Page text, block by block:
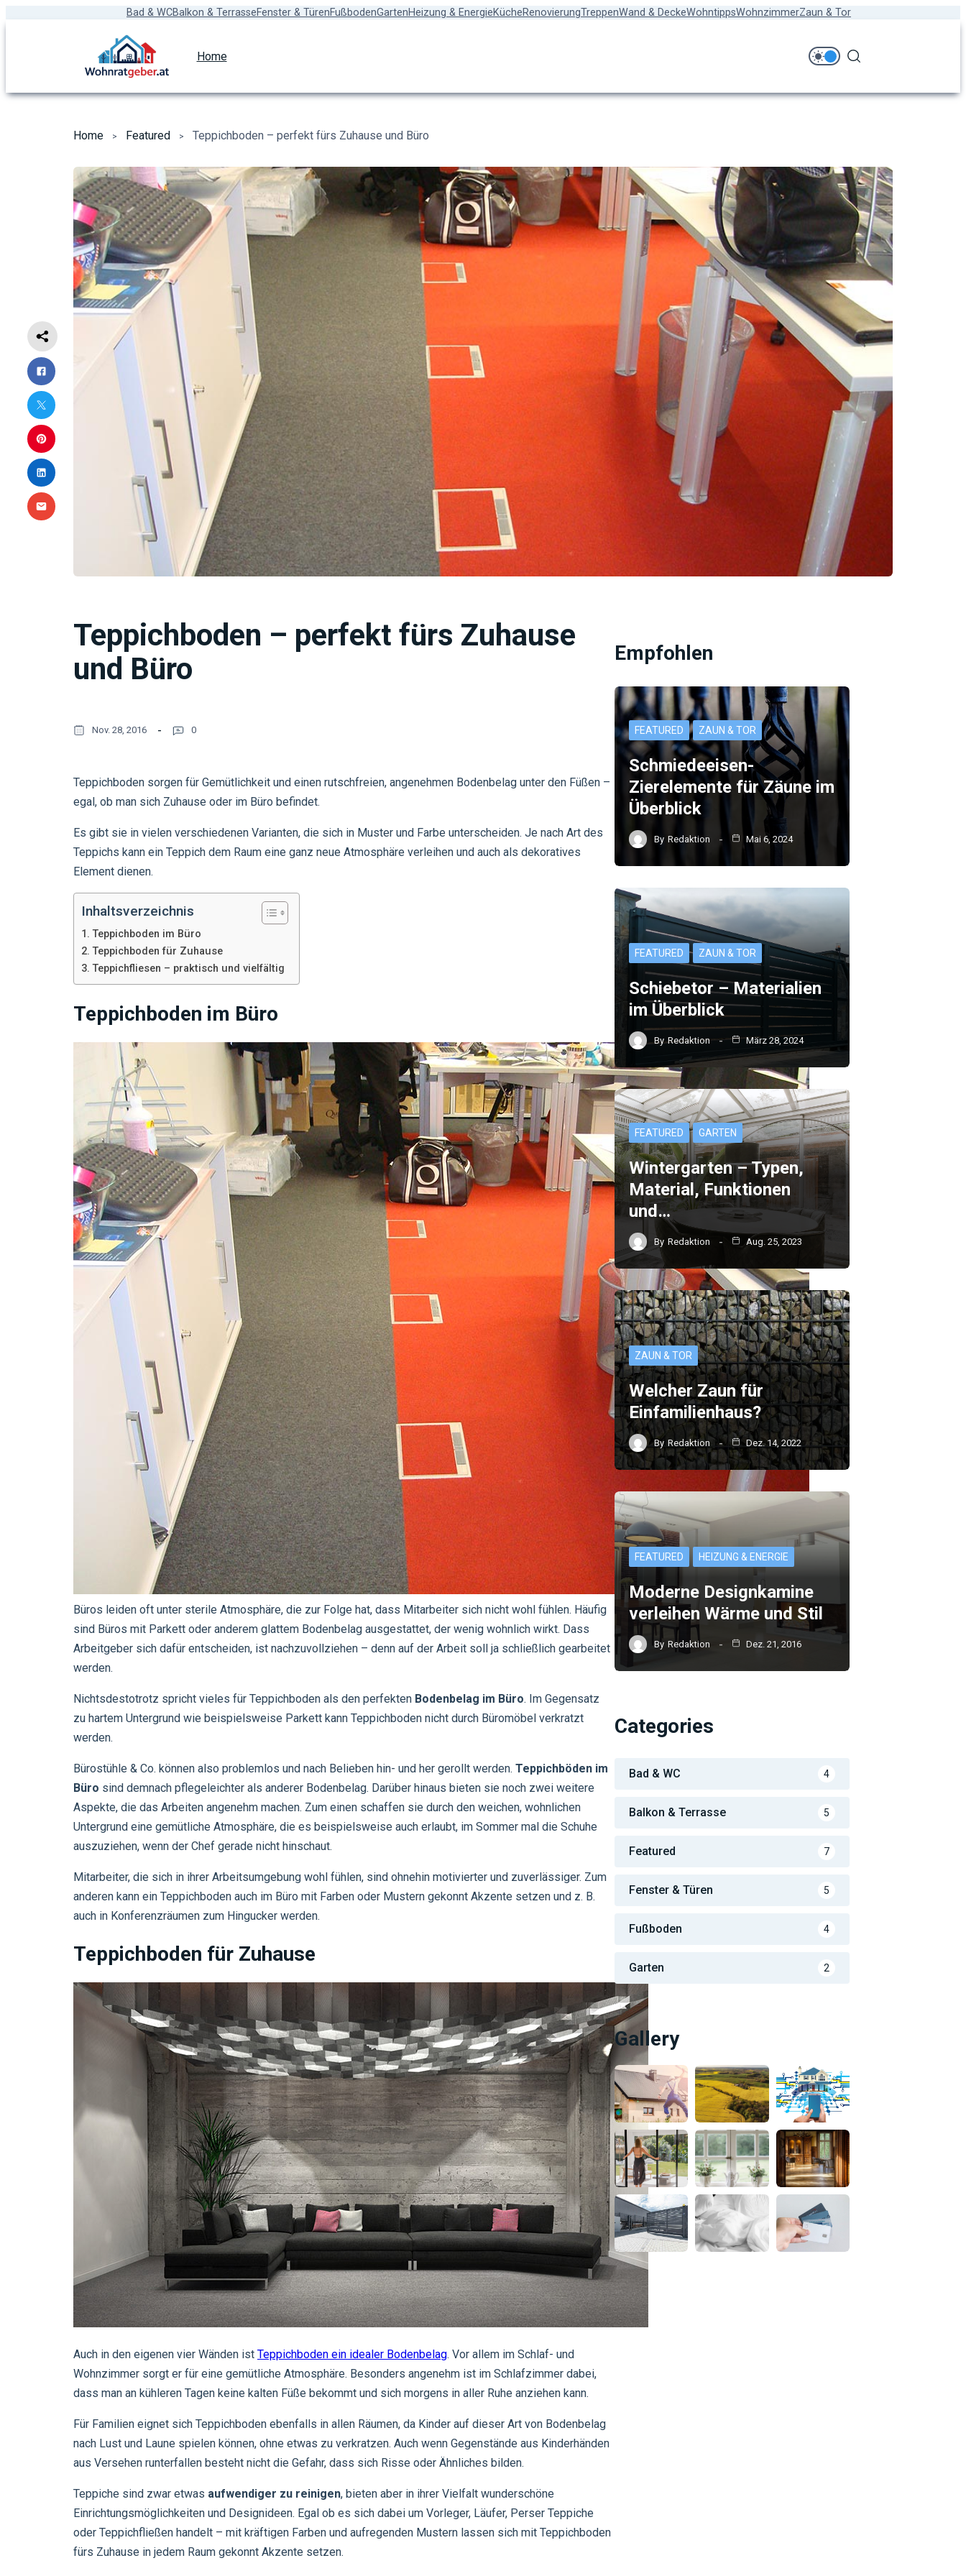
Bad & WCBalkon & TerrasseFenster & TürenFußbodenGartenHeizung & EnergieKücheRenovierungTreppenWand & DeckeWohntippsWohnzimmerZaun & Tor
Home
Home Featured Teppichboden – perfekt fürs Zuhause und Büro
Teppichboden – perfekt fürs Zuhause
und Büro
Nov. 28, 2016 0
Teppichboden sorgen für Gemütlichkeit und einen rutschfreien, angenehmen Bodenbelag unter den Füßen –
egal, ob man sich Zuhause oder im Büro befindet.
Es gibt sie in vielen verschiedenen Varianten, die sich in Muster und Farbe unterscheiden. Je nach Art des
Teppichs kann ein Teppich dem Raum eine ganz neue Atmosphäre verleihen und auch als dekoratives
Element dienen.
Inhaltsverzeichnis
Teppichboden im Büro
Teppichboden für Zuhause
Teppichfliesen – praktisch und vielfältig
Teppichboden im Büro
Büros leiden oft unter sterile Atmosphäre, die zur Folge hat, dass Mitarbeiter sich nicht wohl fühlen. Häufig
sind Büros mit Parkett oder anderem glattem Bodenbelag ausgestattet, der wenig wohnlich wirkt. Dass
Arbeitgeber sich dafür entscheiden, ist nachzuvollziehen – denn auf der Arbeit soll ja schließlich gearbeitet
werden.
Nichtsdestotrotz spricht vieles für Teppichboden als den perfekten Bodenbelag im Büro. Im Gegensatz
zu hartem Untergrund wie beispielsweise Parkett kann Teppichboden nicht durch Büromöbel verkratzt
werden.
Bürostühle & Co. können also problemlos und nach Belieben hin- und her gerollt werden. Teppichböden im
Büro sind demnach pflegeleichter als anderer Bodenbelag. Darüber hinaus bieten sie noch zwei weitere
Aspekte, die das Arbeiten angenehm machen. Zum einen schaffen sie durch den weichen, wohnlichen
Untergrund eine gemütliche Atmosphäre, die es beispielsweise auch erlaubt, im Sommer mal die Schuhe
auszuziehen, wenn der Chef gerade nicht hinschaut.
Mitarbeiter, die sich in ihrer Arbeitsumgebung wohl fühlen, sind ohnehin motivierter und zuverlässiger. Zum
anderen kann ein Teppichboden auch im Büro mit Farben oder Mustern gekonnt Akzente setzen und z. B.
auch in Konferenzräumen zum Hingucker werden.
Teppichboden für Zuhause
Auch in den eigenen vier Wänden ist Teppichboden ein idealer Bodenbelag. Vor allem im Schlaf- und
Wohnzimmer sorgt er für eine gemütliche Atmosphäre. Besonders angenehm ist im Schlafzimmer dabei,
dass man an kühleren Tagen keine kalten Füße bekommt und sich morgens in aller Ruhe anziehen kann.
Für Familien eignet sich Teppichboden ebenfalls in allen Räumen, da Kinder auf dieser Art von Bodenbelag
nach Lust und Laune spielen können, ohne etwas zu verkratzen. Auch wenn Gegenstände aus Kinderhänden
aus Versehen runterfallen besteht nicht die Gefahr, dass sich Risse oder Ähnliches bilden.
Teppiche sind zwar etwas aufwendiger zu reinigen, bieten aber in ihrer Vielfalt wunderschöne
Einrichtungsmöglichkeiten und Designideen. Egal ob es sich dabei um Vorleger, Läufer, Perser Teppiche
oder Teppichfließen handelt – mit kräftigen Farben und aufregenden Mustern lassen sich mit Teppichboden
fürs Zuhause in jedem Raum gekonnt Akzente setzen.
Empfohlen
FEATURED ZAUN & TOR
Schmiedeeisen-
Zierelemente für Zäune im
Überblick
By Redaktion Mai 6, 2024
FEATURED ZAUN & TOR
Schiebetor – Materialien
im Überblick
By Redaktion März 28, 2024
FEATURED GARTEN
Wintergarten – Typen,
Material, Funktionen
und…
By Redaktion Aug. 25, 2023
ZAUN & TOR
Welcher Zaun für
Einfamilienhaus?
By Redaktion Dez. 14, 2022
FEATURED HEIZUNG & ENERGIE
Moderne Designkamine
verleihen Wärme und Stil
By Redaktion Dez. 21, 2016
Categories
Bad & WC 4
Balkon & Terrasse 5
Featured 7
Fenster & Türen 5
Fußboden 4
Garten 2
Gallery